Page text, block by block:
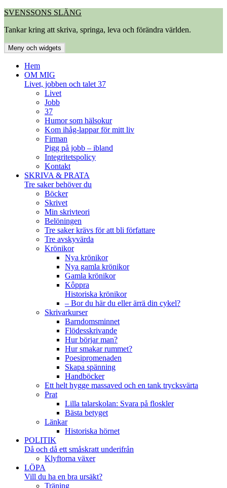
Hoppa
innehåll
SVENSSONS SLÄNG
Tankar kring att skriva, springa, leva och förändra världen.
Meny och widgets
Hem
OM MIG
Livet, jobben och talet 37
Livet
Jobb
37
Humor som hälsokur
Kom ihåg-lappar för mitt liv
Firman
Pigg på jobb – ibland
Integritetspolicy
Kontakt
SKRIVA & PRATA
Tre saker behöver du
Böcker
Skrivet
Min skrivteori
Belöningen
Tre saker krävs för att bli författare
Tre avskyvärda
Krönikor
Nya krönikor
Nya gamla krönikor
Gamla krönikor
Kôppra
Historiska krönikor
– Bor du här du eller ärrä din cykel?
Skrivarkurser
Barndomsminnet
Flödesskrivande
Hur börjar man?
Hur smakar rummet?
Poesipromenaden
Skapa spänning
Handböcker
Ett helt hygge massaved och en tank trycksvärta
Prat
Lilla talarskolan: Svara på floskler
Bästa betyget
Länkar
Historiska hörnet
POLITIK
Då och då ett småskratt underifrån
Klyftorna växer
LÖPA
Vill du ha en bra ursäkt?
Träning